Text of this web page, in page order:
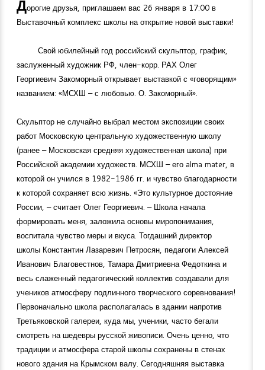
Дорогие друзья, приглашаем вас 26 января в 17:00 в
Выставочный комплекс школы на открытие новой выставки!
Свой юбилейный год российский скульптор, график,
заслуженный художник РФ, член-корр. РАХ Олег
Георгиевич Закоморный открывает выставкой с «говорящим»
названием: «МСХШ – с любовью. О. Закоморный».
Скульптор не случайно выбрал местом экспозиции своих
работ Московскую центральную художественную школу
(ранее – Московская средняя художественная школа) при
Российской академии художеств. МСХШ – его alma mater, в
которой он учился в 1982-1986 гг. и чувство благодарности
к которой сохраняет всю жизнь. «Это культурное достояние
России, – считает Олег Георгиевич. – Школа начала
формировать меня, заложила основы миропонимания,
воспитала чувство меры и вкуса. Тогдашний директор
школы Константин Лазаревич Петросян, педагоги Алексей
Иванович Благовестнов, Тамара Дмитриевна Федоткина и
весь слаженный педагогический коллектив создавали для
учеников атмосферу подлинного творческого соревнования!
Первоначально школа располагалась в здании напротив
Третьяковской галереи, куда мы, ученики, часто бегали
смотреть на шедевры русской живописи. Очень ценно, что
традиции и атмосфера старой школы сохранены в стенах
нового здания на Крымском валу. Сегодняшняя выставка